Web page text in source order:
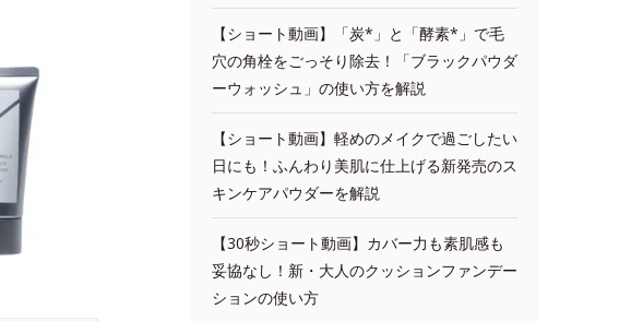
【ショート動画】「炭*」と「酵素*」で毛
穴の角栓をごっそり除去！「ブラックパウダ
ーウォッシュ」の使い方を解説
【ショート動画】軽めのメイクで過ごしたい
日にも！ふんわり美肌に仕上げる新発売のス
キンケアパウダーを解説
【30秒ショート動画】カバー力も素肌感も
妥協なし！新・大人のクッションファンデー
ションの使い方